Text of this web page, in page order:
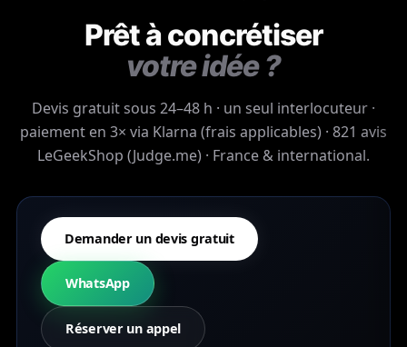
Prêt à concrétiser
votre idée ?
Devis gratuit sous 24–48 h · un seul interlocuteur ·
paiement en 3× via Klarna (frais applicables) · 821 avis
LeGeekShop (Judge.me) · France & international.
Demander un devis gratuit
WhatsApp
Réserver un appel